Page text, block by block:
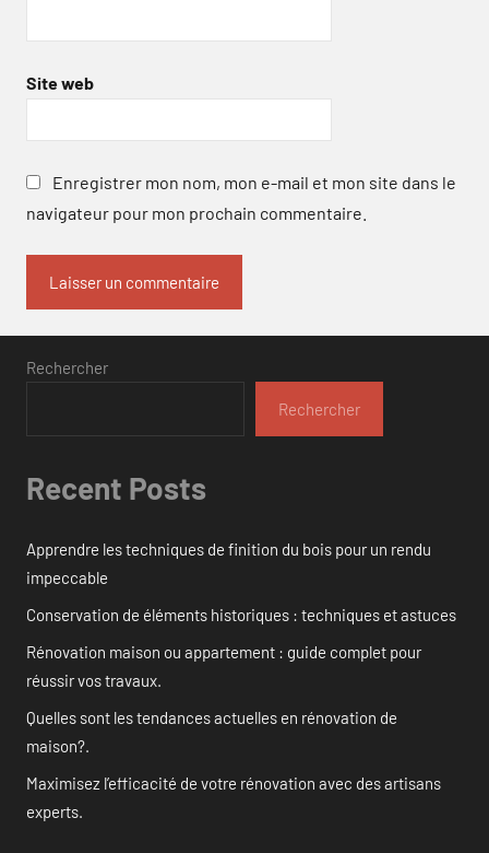
Site web
Enregistrer mon nom, mon e-mail et mon site dans le
navigateur pour mon prochain commentaire.
Rechercher
Rechercher
Recent Posts
Apprendre les techniques de finition du bois pour un rendu
impeccable
Conservation de éléments historiques : techniques et astuces
Rénovation maison ou appartement : guide complet pour
réussir vos travaux.
Quelles sont les tendances actuelles en rénovation de
maison?.
Maximisez l’efficacité de votre rénovation avec des artisans
experts.